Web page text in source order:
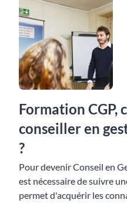
Formation CGP,
conseiller en
?
Pour devenir Conseil en
est nécessaire de suivre
permet d'acquérir les